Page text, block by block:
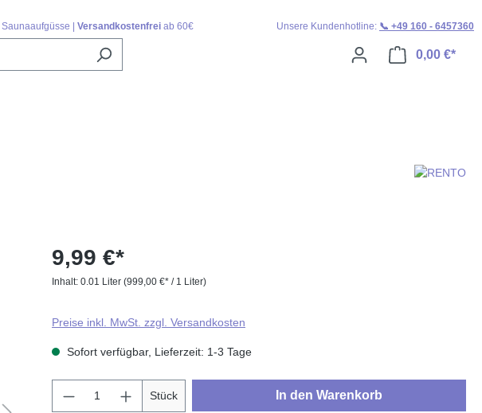
Saunaaufgüsse | Versandkostenfrei ab 60€ Unsere Kundenhotline: 📞 +49 160 - 6457360
0,00 €*
9,99 €*
Inhalt: 0.01 Liter (999,00 €* / 1 Liter)
Preise inkl. MwSt. zzgl. Versandkosten
Sofort verfügbar, Lieferzeit: 1-3 Tage
Produkt Anzahl: Gib den gewünschten Wert ein
Stück In den Warenkorb